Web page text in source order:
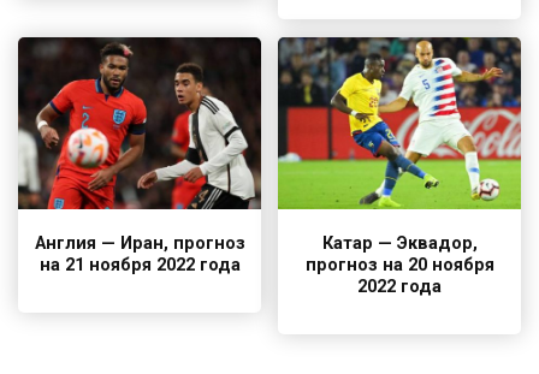
Англия — Иран, прогноз
на 21 ноября 2022 года
Катар — Эквадор,
прогноз на 20 ноября
2022 года